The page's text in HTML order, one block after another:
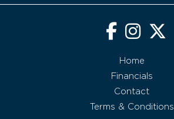
Home
Financials
Contact
Terms & Conditions